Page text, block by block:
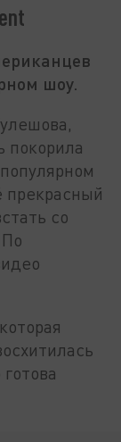
шоу.
покорила
прекрасный
со